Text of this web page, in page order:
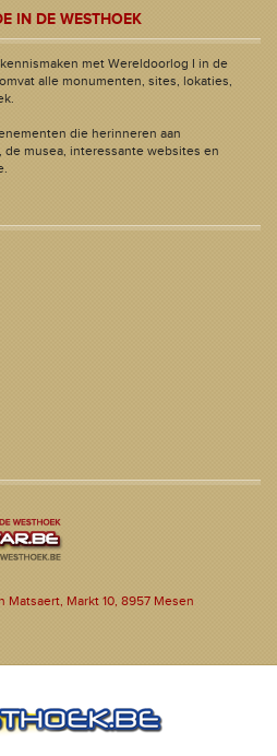
IN DE WESTHOEK
met Wereldoorlog I in de
alle monumenten, sites, lokaties,
die herinneren aan
musea, interessante websites en
Matsaert, Markt 10, 8957 Mesen